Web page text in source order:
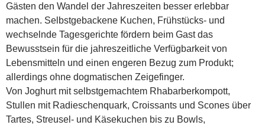
Gästen den Wandel der Jahreszeiten besser erlebbar
machen. Selbstgebackene Kuchen, Frühstücks- und
wechselnde Tagesgerichte fördern beim Gast das
Bewusstsein für die jahreszeitliche Verfügbarkeit von
Lebensmitteln und einen engeren Bezug zum Produkt;
allerdings ohne dogmatischen Zeigefinger.
Von Joghurt mit selbstgemachtem Rhabarberkompott,
Stullen mit Radieschenquark, Croissants und Scones über
Tartes, Streusel- und Käsekuchen bis zu Bowls,